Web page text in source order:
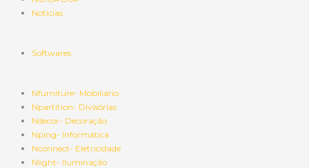
Notícias
Softwares
Nfurniture- Mobiliário
Npartition- Divisórias
Ndecor- Decoração
Nping- Informática
Nconnect- Eletricidade
Nlight- Iluminação